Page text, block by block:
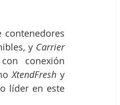
contenedores
y Carrier
conexión
XtendFresh
líder en este